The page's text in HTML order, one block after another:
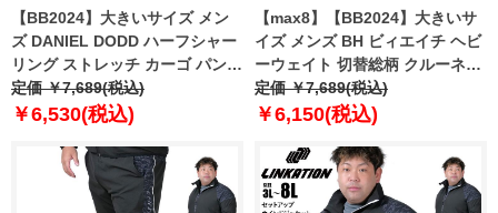
【BB2024】大きいサイズ メン
ズ DANIEL DODD ハーフシャー
リング ストレッチ カーゴ パンツ
テーパード azp240401201t
定価 ￥7,689(税込)
￥6,530(税込)
【max8】【BB2024】大きいサ
イズ メンズ BH ビィエイチ ヘビ
ーウェイト 切替総柄 クルーネッ
ク トレーナー bh-sw240403
定価 ￥7,689(税込)
￥6,150(税込)